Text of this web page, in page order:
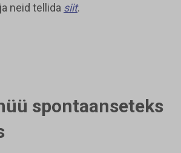
neid tellida siit.
spontaanseteks